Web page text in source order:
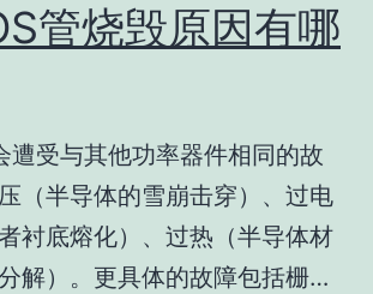
管烧毁原因有哪
遭受与其他功率器件相同的故
（半导体的雪崩击穿）、过电
衬底熔化）、过热（半导体材
解）。更具体的故障包括栅…